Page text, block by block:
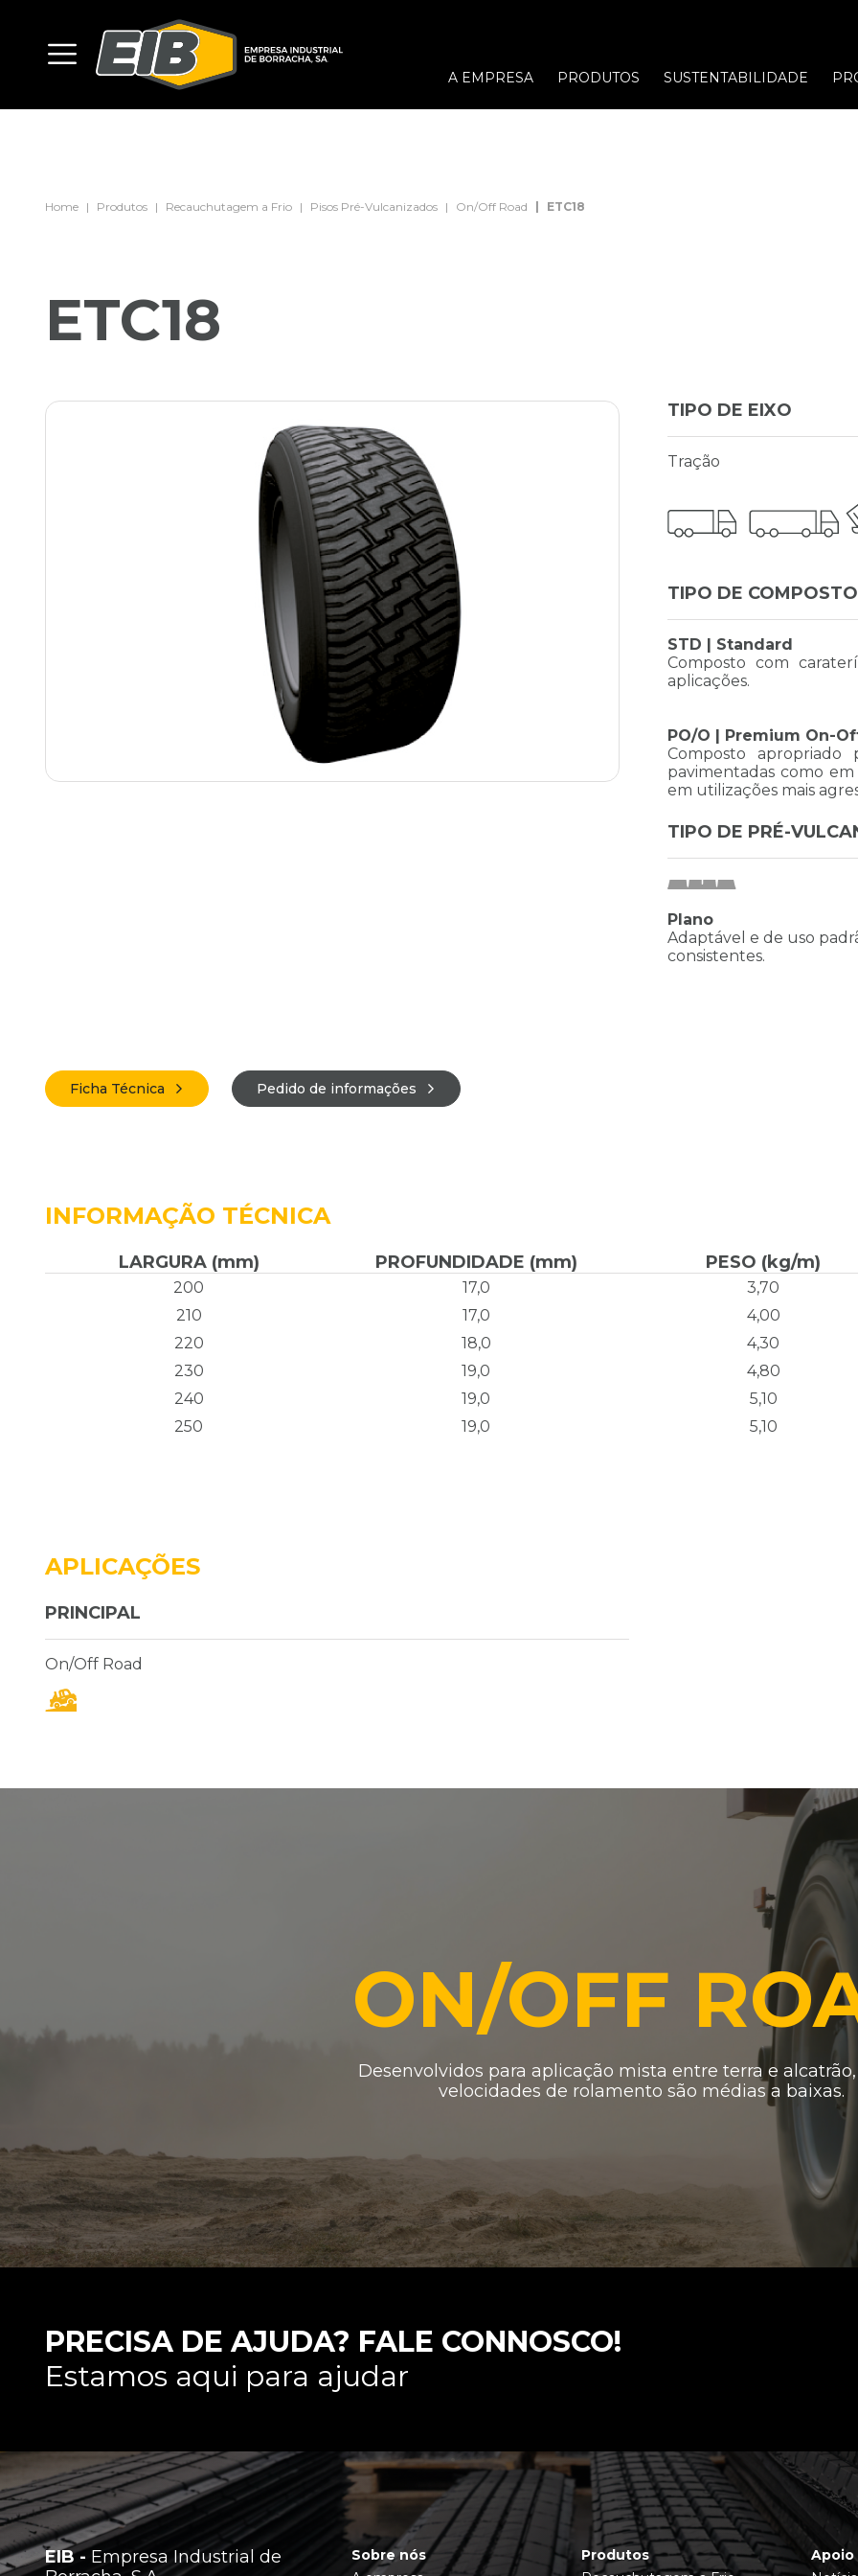
A EMPRESA PRODUTOS SUSTENTABILIDADE
Home Produtos Recauchutagem a Frio Pisos Pré-Vulcanizados On/Off Road ETC18
ETC18
TIPO DE EIXO
Tração
TIPO DE COMPOSTO
STD | Standard
Composto com
aplicações.
PO/O | Premium On-
Composto
pavimentadas como
em utilizações mais
TIPO DE PRÉ-
Plano
Adaptável e de uso
consistentes.
Ficha Técnica Pedido de informações
INFORMAÇÃO TÉCNICA
LARGURA (mm) PROFUNDIDADE (mm) PESO (kg/m)
200 17,0 3,70
210
17,0 4,00
220
18,0 4,30
230
19,0 4,80
240
19,0 5,10
250
19,0 5,10
APLICAÇÕES
PRINCIPAL
On/Off Road
ON/OFF
Desenvolvidos para aplicação mista entre terra e
velocidades de rolamento são médias a baixas.
PRECISA DE AJUDA? FALE CONNOSCO!
Estamos aqui para ajudar
EIB - Empresa Industrial de
Sobre nós
Produtos
Apoio